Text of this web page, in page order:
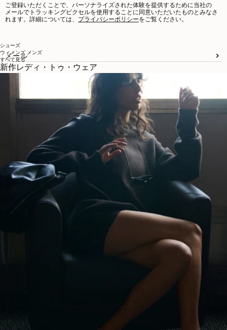
シューズ
ウィメンズ メンズ
すべて見る
新作レディ・トゥ・ウェア
ご登録いただくことで、パーソナライズされた体験を提供するために当社の
メールでトラッキングピクセルを使用することに同意いただいたものとみなさ
れます。詳細については、 プライバシーポリシーをご覧ください。
メール
返品について